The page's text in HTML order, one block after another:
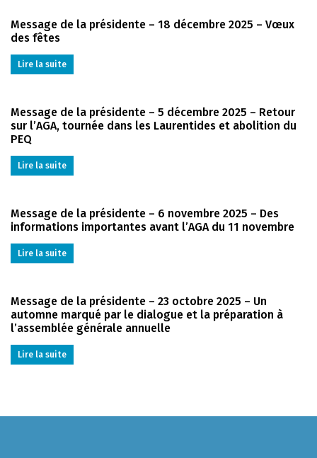
Message de la présidente – 18 décembre 2025 – Vœux
des fêtes
Lire la suite
Message de la présidente – 5 décembre 2025 – Retour
sur l’AGA, tournée dans les Laurentides et abolition du
PEQ
Lire la suite
Message de la présidente – 6 novembre 2025 – Des
informations importantes avant l’AGA du 11 novembre
Lire la suite
Message de la présidente – 23 octobre 2025 – Un
automne marqué par le dialogue et la préparation à
l’assemblée générale annuelle
Lire la suite